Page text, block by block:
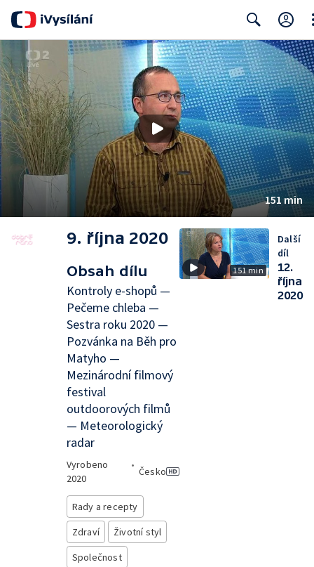
Search
151 min
9. října 2020
Obsah dílu
Kontroly e-shopů —
Pečeme chleba —
Sestra roku 2020 —
Pozvánka na Běh pro
Matyho —
Mezinárodní filmový
festival
outdoorových filmů
— Meteorologický
radar
Vyrobeno
2020
•
Česko
Rady a recepty
Zdraví
Životní styl
Společnost
151 min
Další
díl
12.
října
2020